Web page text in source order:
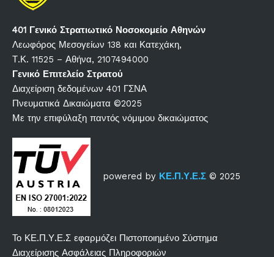
401 Γενικό Στρατιωτικό Νοσοκομείο Αθηνών
Λεωφόρος Μεσογείων 138 και Κατεχάκη,
Τ.Κ. 11525 – Αθήνα, 2107494000
Γενικό Επιτελείο Στρατού
Διαχείριση δεδομένων 401 ΓΣΝΑ
Πνευματικά Δικαιώματα ©2025
Με την επιφύλαξη παντός νόμιμου δικαιώματος
powered by ΚΕ.Π.Υ.Ε.Σ © 2025
Το ΚΕ.Π.Υ.Ε.Σ εφαρμόζει Πιστοποιημένο Σύστημα
Διαχείρισης Ασφάλειας Πληροφοριών